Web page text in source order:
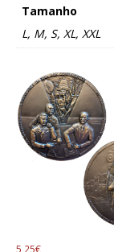
Tamanho
L, M, S, XL, XXL
5,25€